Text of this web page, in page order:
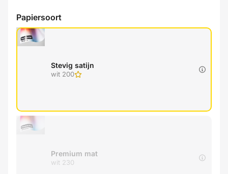
Papiersoort
Stevig satijn
wit 200
Premium mat
wit 230